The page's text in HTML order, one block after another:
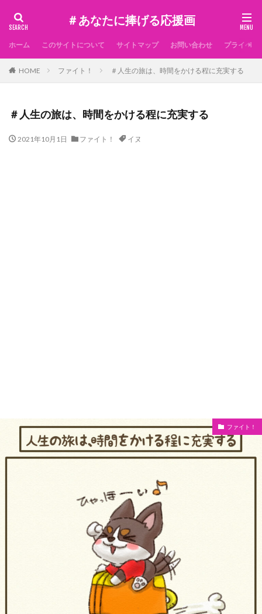
＃あなたに捧げる応援画
ホーム このサイトについて サイトマップ お問い合わせ プライベー
HOME ファイト！ ＃人生の旅は、時間をかける程に充実する
＃人生の旅は、時間をかける程に充実する
2021年10月1日 ファイト！ イヌ
ファイト！